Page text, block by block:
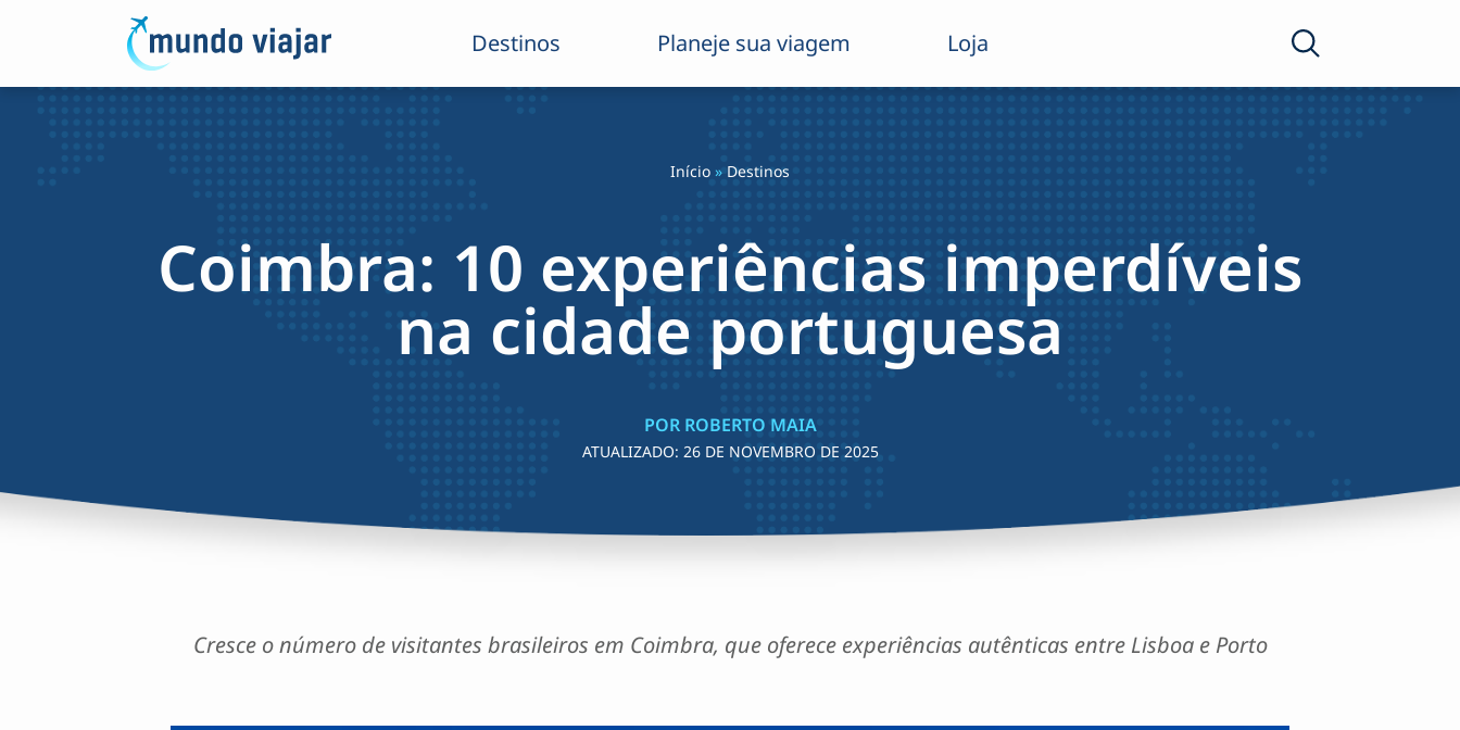
Destinos Planeje sua viagem Loja
Início » Destinos
Coimbra: 10 experiências imperdíveis
na cidade portuguesa
POR ROBERTO MAIA
ATUALIZADO: 26 DE NOVEMBRO DE 2025
Cresce o número de visitantes brasileiros em Coimbra, que oferece experiências autênticas entre Lisboa e Porto